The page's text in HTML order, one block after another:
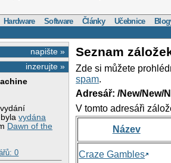
Hardware Software Články Učebnice
napište »
inzerujte »
bylavydána
Dawn of the
0
Seznam
Zde si můžete
spam.
Adresář: /New/New/
V tomto adresáři
Název
Craze Gambles